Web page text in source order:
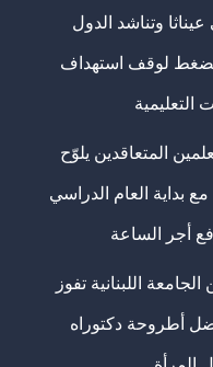
وتناشد الدول
لوقف استهداف
التعليمية
المتعاقدين يلوّح
بداية العام الدراسي
أجر الساعة
اللبنانية تفوز
أطروحة دكتوراه